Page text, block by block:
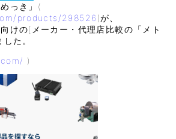
っき」(
products/298526 )が、
けの[メーカー・代理店比較の「メト
た。
)